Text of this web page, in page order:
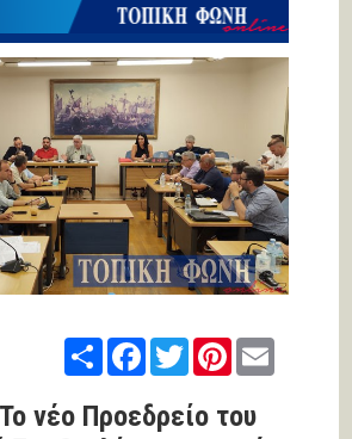
ShareFacebook
TwitterPinterestEmail
νέο Προεδρείο του